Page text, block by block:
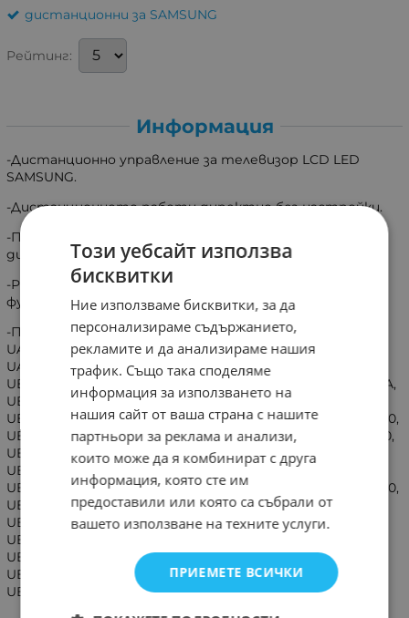
дистанционни за SAMSUNG
Рейтинг:
Информация
-Дистанционно управление за телевизор LCD LED
SAMSUNG.
-Дистанционното работи директно без настройки.
-Подходящо e за всички модели които имат същото
дистанционно.
-Работи и за всички модели които имат същите
функции на клавиатурата.
-Подходящо и за:: UA32J4303, UA40J5200, UA40JU6000,
UA40JU6060, UA48J5200, UA48JU6000, UA48JU6060,
UA50J5200, UA55JU6000, UA55JU6060, UA65JU6000,
UE32J4500, UE32J4505, UE32J4570, UE32J5200, UE32J5200A,
UE32J5205, UE32J5250, UE32J5270, UE32J5373, UE40J5200,
UE40J5202, UE40J5205, UE40J5250, UE40J5270, UE40JU6000,
UE40JU6050, UE40JU6050UXZG, UE40JU6060, UE40JU6070,
UE40JU6072, UE40JU6075, UE43JU6000, UE43JU6050,
UE43JU6060, UE43JU6070, UE48J5200, UE48J5200,
UE48J5202, UE48J5205, UE48J5250, UE48J5270, UE48JU6000,
UE48JU6000W, UE48JU6050, UE48JU6050U, UE48JU6060,
UE48JU6070, UE48JU6072, UE48JU6075, UE55JU6000,
UE55JU6050, UE55JU6060, UE55JU6070, UE55JU6072,
UE55JU6075, UE60JU6000, UE60JU6075, UE65JU6000,
UE65JU6000W, UE65JU6050, UE65JU6050UXZG,
UE65JU6070, UE65JU6075
Този уебсайт използва
бисквитки
Ние използваме бисквитки, за да
персонализираме съдържанието,
рекламите и да анализираме нашия
трафик. Също така споделяме
информация за използването на
нашия сайт от ваша страна с нашите
партньори за реклама и анализи,
които може да я комбинират с друга
информация, която сте им
предоставили или която са събрали от
вашето използване на техните услуги.
ПРИЕМЕТЕ ВСИЧКИ